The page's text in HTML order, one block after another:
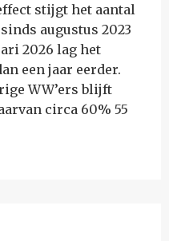
stijgt het aantal
augustus 2023
2026 lag het
een jaar eerder.
WW’ers blijft
circa 60% 55